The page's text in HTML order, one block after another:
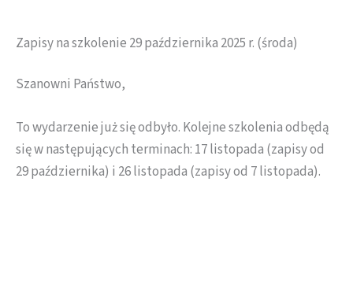
Zapisy na szkolenie 29 października 2025 r. (środa)
Szanowni Państwo,
To wydarzenie już się odbyło. Kolejne szkolenia odbędą
się w następujących terminach: 17 listopada (zapisy od
29 października) i 26 listopada (zapisy od 7 listopada).